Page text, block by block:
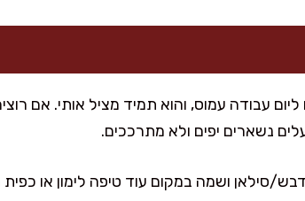
עבודה עמוס, והוא תמיד מציל אותי. אם
נשארים יפים ולא מתרככים.
ושמה במקום עוד טיפה לימון או כפית